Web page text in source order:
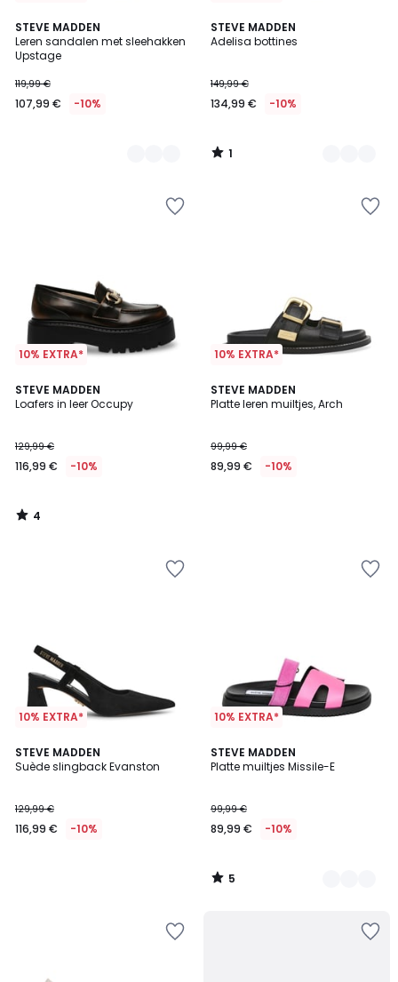
STEVE MADDEN
Leren sandalen met sleehakken
Upstage
119,99 €
107,99 € -10%
2
Kleuren
STEVE MADDEN
Adelisa bottines
149,99 €
134,99 € -10%
1
/
2
Kleuren
1
/
10% EXTRA*
STEVE MADDEN
Loafers in leer Occupy
129,99 €
116,99 € -10%
4
/
4
/
10% EXTRA*
STEVE MADDEN
Platte leren muiltjes, Arch
99,99 €
89,99 € -10%
10% EXTRA*
STEVE MADDEN
Suède slingback Evanston
129,99 €
116,99 € -10%
10% EXTRA*
STEVE MADDEN
Platte muiltjes Missile-E
99,99 €
89,99 € -10%
5
/
2
Kleuren
5
/